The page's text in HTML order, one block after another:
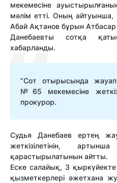
мекемесіне
мәлім етті. Оның
Абай Ақтанов бұрын Атбасар
Данебаевты сотқа
хабарланды.
“Сот отырысында
№65 мекемесіне
прокурор.
Судья Данебаев ертең
жеткізілетінін,
қарастырылатынын айтты.
Еске салайық, 3 қыркүйекте
қызметкерлері әжетхана